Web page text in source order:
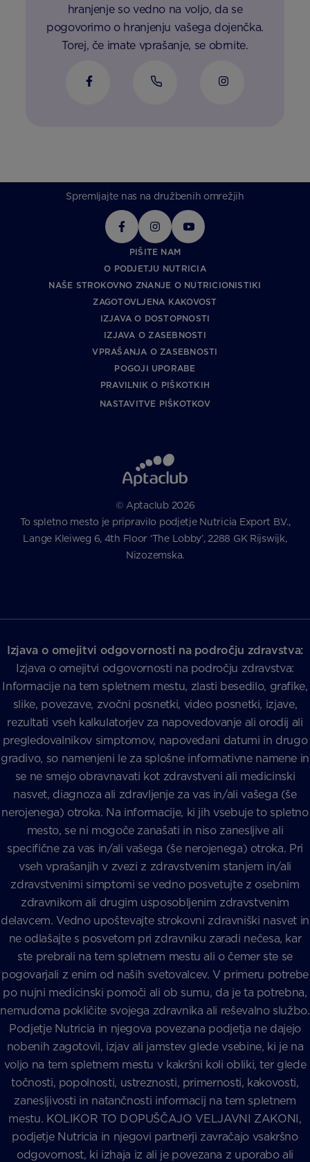
hranjenje so vedno na voljo, da se
pogovorimo o hranjenju vašega dojenčka.
Torej, če imate vprašanje, se obrnite.
Spremljajte nas na družbenih omrežjih
PIŠITE NAM
O PODJETJU NUTRICIA
NAŠE STROKOVNO ZNANJE O NUTRICIONISTIKI
ZAGOTOVLJENA KAKOVOST
IZJAVA O DOSTOPNOSTI
IZJAVA O ZASEBNOSTI
VPRAŠANJA O ZASEBNOSTI
POGOJI UPORABE
PRAVILNIK O PIŠKOTKIH
NASTAVITVE PIŠKOTKOV
© Aptaclub 2026
To spletno mesto je pripravilo podjetje Nutricia Export B.V.,
Lange Kleiweg 6, 4th Floor ‘The Lobby’, 2288 GK Rijswijk,
Nizozemska.
Izjava o omejitvi odgovornosti na področju zdravstva:
Izjava o omejitvi odgovornosti na področju zdravstva:
Informacije na tem spletnem mestu, zlasti besedilo, grafike,
slike, povezave, zvočni posnetki, video posnetki, izjave,
rezultati vseh kalkulatorjev za napovedovanje ali orodij ali
pregledovalnikov simptomov, napovedani datumi in drugo
gradivo, so namenjeni le za splošne informativne namene in
se ne smejo obravnavati kot zdravstveni ali medicinski
nasvet, diagnoza ali zdravljenje za vas in/ali vašega (še
nerojenega) otroka. Na informacije, ki jih vsebuje to spletno
mesto, se ni mogoče zanašati in niso zanesljive ali
specifične za vas in/ali vašega (še nerojenega) otroka. Pri
vseh vprašanjih v zvezi z zdravstvenim stanjem in/ali
zdravstvenimi simptomi se vedno posvetujte z osebnim
zdravnikom ali drugim usposobljenim zdravstvenim
delavcem. Vedno upoštevajte strokovni zdravniški nasvet in
ne odlašajte s posvetom pri zdravniku zaradi nečesa, kar
ste prebrali na tem spletnem mestu ali o čemer ste se
pogovarjali z enim od naših svetovalcev. V primeru potrebe
po nujni medicinski pomoči ali ob sumu, da je ta potrebna,
nemudoma pokličite svojega zdravnika ali reševalno službo.
Podjetje Nutricia in njegova povezana podjetja ne dajejo
nobenih zagotovil, izjav ali jamstev glede vsebine, ki je na
voljo na tem spletnem mestu v kakršni koli obliki, ter glede
točnosti, popolnosti, ustreznosti, primernosti, kakovosti,
zanesljivosti in natančnosti informacij na tem spletnem
mestu. KOLIKOR TO DOPUŠČAJO VELJAVNI ZAKONI,
podjetje Nutricia in njegovi partnerji zavračajo vsakršno
odgovornost, ki izhaja iz ali je povezana z uporabo ali